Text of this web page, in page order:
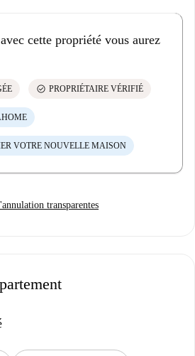
cette propriété vous aurez
check_circle PROPRIÉTAIRE VÉRIFIÉ
VOTRE NOUVELLE MAISON
transparentes